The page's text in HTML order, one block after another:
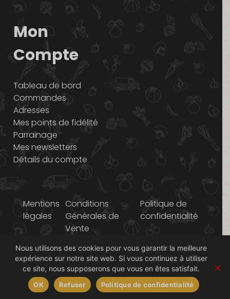
Mon
Compte
Tableau de bord
Commandes
Adresses
Mes points de fidélité
Parrainage
Mes newsletters
Détails du compte
© 2014-2026 Graines
d'ici
Mentions
légales
Conditions
Générales de
Vente
Politique de
confidentialité
Nous utilisons des cookies pour vous garantir la meilleure
expérience sur notre site web. Si vous continuez à utiliser
ce site, nous supposerons que vous en êtes satisfait.
OK Refuser Politique de confidentialité